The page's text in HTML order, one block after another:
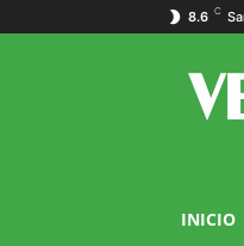
8.6 C
INICIO